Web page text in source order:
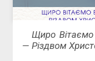
Щиро Вітаємо
— Різдвом